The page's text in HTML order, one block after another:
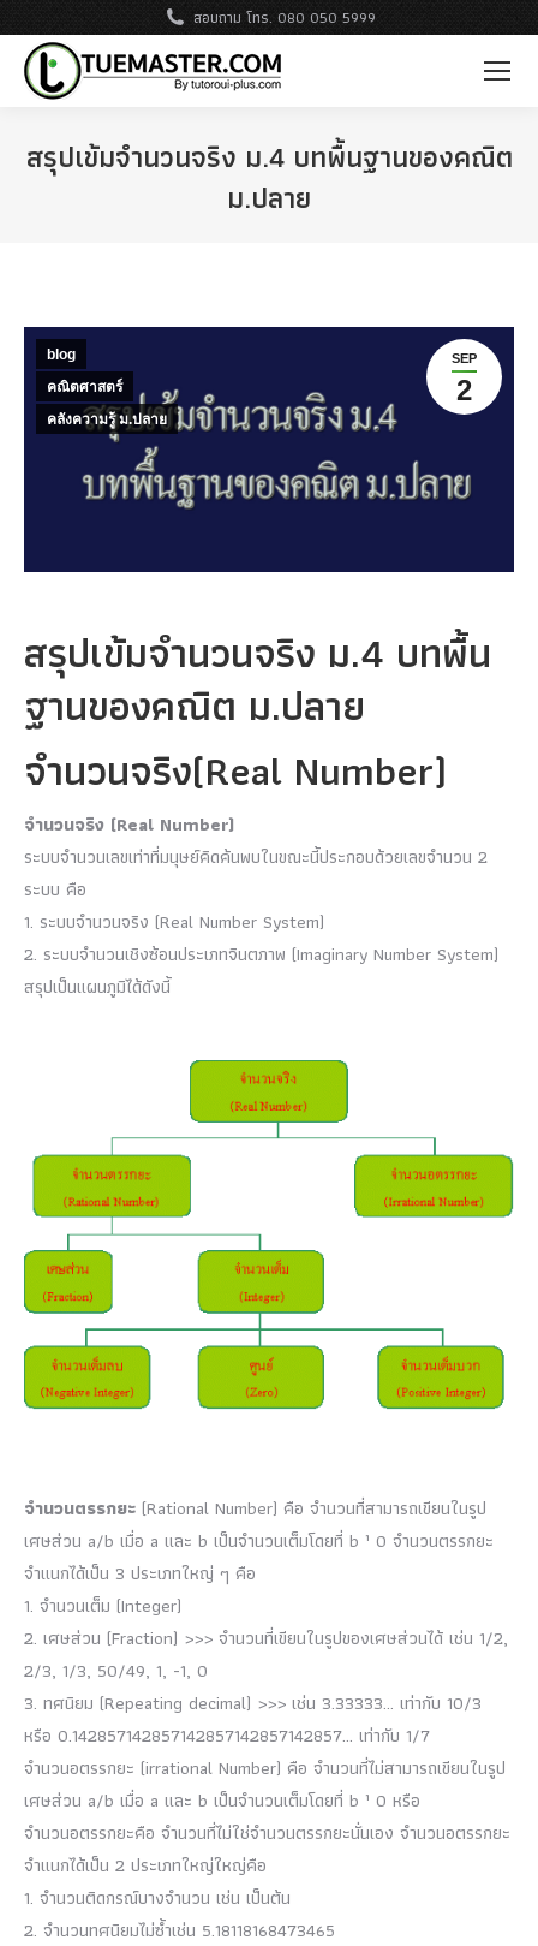
สอบถาม โทร. 080 050 5999
สรุปเข้มจำนวนจริง ม.4 บทพื้นฐานของคณิต
ม.ปลาย
SEP
2
blog
คณิตศาสตร์
คลังความรู้ ม.ปลาย
สรุปเข้มจำนวนจริง ม.4 บทพื้น
ฐานของคณิต ม.ปลาย
จำนวนจริง(Real Number)
จำนวนจริง (Real Number)
ระบบจำนวนเลขเท่าที่มนุษย์คิดค้นพบในขณะนี้ประกอบด้วยเลขจำนวน 2
ระบบ คือ
1. ระบบจำนวนจริง (Real Number System)
2. ระบบจำนวนเชิงซ้อนประเภทจินตภาพ (Imaginary Number System)
สรุปเป็นแผนภูมิได้ดังนี้
จำนวนตรรกยะ (Rational Number) คือ จำนวนที่สามารถเขียนในรูป
เศษส่วน a/b เมื่อ a และ b เป็นจำนวนเต็มโดยที่ b ¹ 0 จำนวนตรรกยะ
จำแนกได้เป็น 3 ประเภทใหญ่ ๆ คือ
1. จำนวนเต็ม (Integer)
2. เศษส่วน (Fraction) >>> จำนวนที่เขียนในรูปของเศษส่วนได้ เช่น 1/2,
2/3, 1/3, 50/49, 1, -1, 0
3. ทศนิยม (Repeating decimal) >>> เช่น 3.33333… เท่ากับ 10/3
หรือ 0.142857142857142857142857142857… เท่ากับ 1/7
จำนวนอตรรกยะ (irrational Number) คือ จำนวนที่ไม่สามารถเขียนในรูป
เศษส่วน a/b เมื่อ a และ b เป็นจำนวนเต็มโดยที่ b ¹ 0 หรือ
จำนวนอตรรกยะคือ จำนวนที่ไม่ใช่จำนวนตรรกยะนั่นเอง จำนวนอตรรกยะ
จำแนกได้เป็น 2 ประเภทใหญ่ใหญ่คือ
1. จำนวนติดกรณ์บางจำนวน เช่น เป็นต้น
2. จำนวนทศนิยมไม่ซ้ำเช่น 5.18118168473465